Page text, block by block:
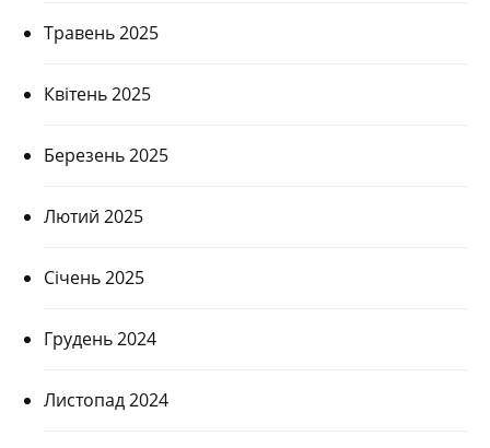
Травень 2025
Квітень 2025
Березень 2025
Лютий 2025
Січень 2025
Грудень 2024
Листопад 2024